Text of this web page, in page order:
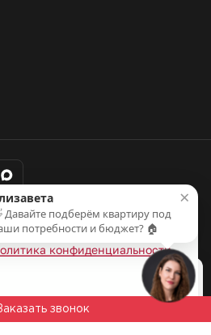
защищены
на данном сайте, носит
характер и ни при каких условиях
определяемой положениями статьи
Разработано
×
Давайте подберём квартиру под
потребности и бюджет? 🏠
чтобы сайт работал
конфиденциальности